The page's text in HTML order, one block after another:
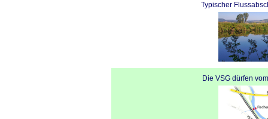
Typischer
Die VSG dürfen